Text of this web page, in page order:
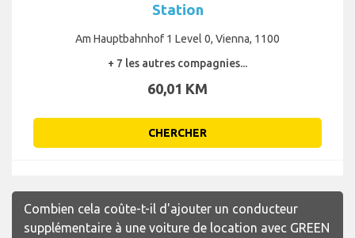
Station
Am Hauptbahnhof 1 Level 0, Vienna, 1100
+ 7 les autres compagnies...
60,01 KM
CHERCHER
Combien cela coûte-t-il d'ajouter un conducteur
supplémentaire à une voiture de location avec GREEN